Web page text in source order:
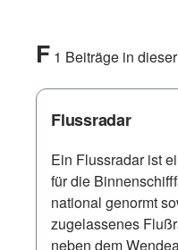
F 1 Beiträge in
Flussradar
Ein Flussradar ist
für die
national genormt
zugelassenes
neben dem